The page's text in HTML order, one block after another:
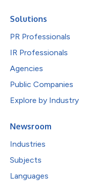
Solutions
PR Professionals
IR Professionals
Agencies
Public Companies
Explore by Industry
Newsroom
Industries
Subjects
Languages